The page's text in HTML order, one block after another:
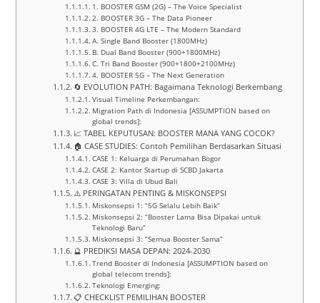
1. BOOSTER GSM (2G) – The Voice Specialist
2. BOOSTER 3G – The Data Pioneer
3. BOOSTER 4G LTE – The Modern Standard
A. Single Band Booster (1800MHz)
B. Dual Band Booster (900+1800MHz)
C. Tri Band Booster (900+1800+2100MHz)
4. BOOSTER 5G – The Next Generation
🔄 EVOLUTION PATH: Bagaimana Teknologi Berkembang
Visual Timeline Perkembangan:
Migration Path di Indonesia [ASSUMPTION based on
global trends]:
📈 TABEL KEPUTUSAN: BOOSTER MANA YANG COCOK?
🏠 CASE STUDIES: Contoh Pemilihan Berdasarkan Situasi
CASE 1: Keluarga di Perumahan Bogor
CASE 2: Kantor Startup di SCBD Jakarta
CASE 3: Villa di Ubud Bali
⚠️ PERINGATAN PENTING & MISKONSEPSI
Miskonsepsi 1: “5G Selalu Lebih Baik”
Miskonsepsi 2: “Booster Lama Bisa Dipakai untuk
Teknologi Baru”
Miskonsepsi 3: “Semua Booster Sama”
🔮 PREDIKSI MASA DEPAN: 2024-2030
Trend Booster di Indonesia [ASSUMPTION based on
global telecom trends]:
Teknologi Emerging:
📋 CHECKLIST PEMILIHAN BOOSTER